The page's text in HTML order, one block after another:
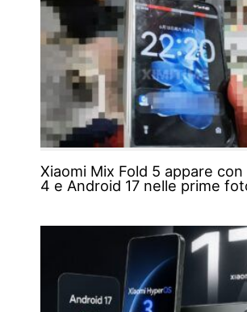
Xiaomi Mix Fold 5 appare
4 e Android 17 nelle prime